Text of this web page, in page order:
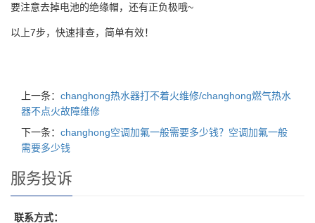
要注意去掉电池的绝缘帽，还有正负极哦~
以上7步，快速排查，简单有效！
上一条： changhong热水器打不着火维修/changhong燃气热水
器不点火故障维修
下一条： changhong空调加氟一般需要多少钱？空调加氟一般
需要多少钱
服务投诉
联系方式：